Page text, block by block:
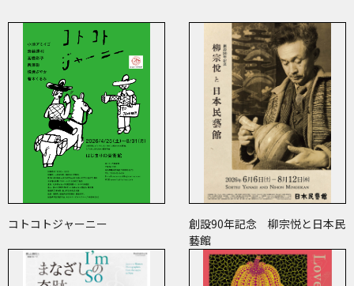
コトコトジャーニー
創設90年記念 柳宗悦と日本民
藝館